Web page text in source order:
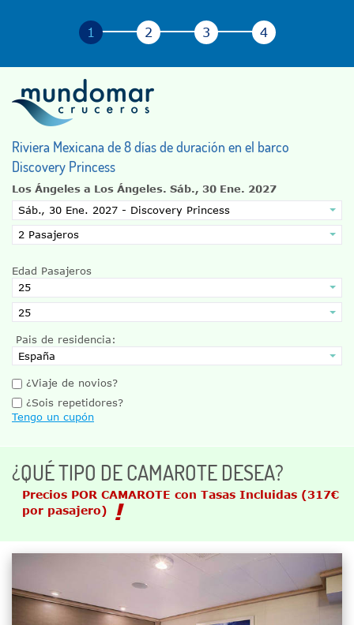
Riviera Mexicana de 8 días de duración en el barco
Discovery Princess
Los Ángeles a Los Ángeles. Sáb., 30 Ene. 2027
Edad Pasajeros
Pais de residencia:
¿Viaje de novios?
¿Sois repetidores?
Tengo un cupón
¿QUÉ TIPO DE CAMAROTE DESEA?
Precios POR CAMAROTE con Tasas Incluidas (317€
por pasajero)